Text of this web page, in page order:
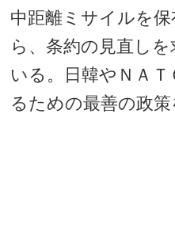
中距離ミサイルを
ら、条約の見直し
いる。日韓やＮＡ
るための最善の政策